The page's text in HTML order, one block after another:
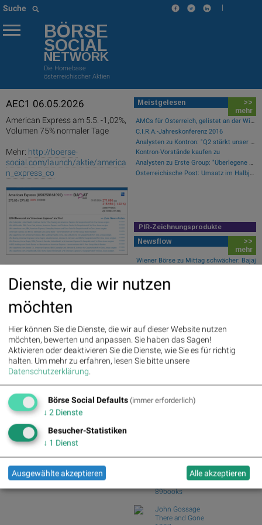
Suche |
BÖRSE
SOCIAL
NETWORK
Die Homebase
österreichischer Aktien
AEC1 06.05.2026
American Express am 5.5. -1,02%,
Volumen 75% normaler Tage
Mehr: http://boerse-
social.com/launch/aktie/america
n_express_co
Caterpillar, UnitedHealth,
Goldman Sachs, VISA, Boeing
und American Express für
Gesprächsstoff im Dow Jones
Palfinger : 1.32% » Details
voestalpine : 0.23%» Details
CA Immo : 0.21% » Details
Uniqa : 0.05%» Details
DO&CO : 0.00%» Details
Erste Group : -1.19% » Details
Bawag : -1.34%» Details
Strabag : -1.56%» Details
AT&S : -2.23%» Details
Österreichische Post : -4.48%»
Details
Meistgelesen
>>
mehr
AMCs für Österreich, gelistet an der Wiener Börse
C.I.R.A.-Jahreskonferenz 2016
Analysten zu Kontron: "Q2 stärkt unser Vertrauen in die verbesserte operative Qualität"
Kontron-Vorstände kaufen zu
Analysten zu Erste Group: "Überlegene Marktpositionierung nicht im Bewertungsniveau reflektiert"
Österreichische Post: Umsatz im Halbjahr gestiegen, Ergebnis rückläufig
PIR-Zeichnungsprodukte
Newsflow
>>
mehr
Wiener Börse zu Mittag schwächer: Bajaj
Fear of missing out bei wikifolio
ATX TR-Frühmover: Österreichische
Post, AT&S, Str...
DAX-Frühmover: DAIMLER TRUCK HLD...,
SAP, Scout24...
Fabrizio Strada
89books
John Gossage
There and Gone
Dienste, die wir nutzen
möchten
Hier können Sie die Dienste, die wir auf dieser Website nutzen
möchten, bewerten und anpassen. Sie haben das Sagen!
Aktivieren oder deaktivieren Sie die Dienste, wie Sie es für richtig
halten. Um mehr zu erfahren, lesen Sie bitte unsere
Datenschutzerklärung.
Börse Social Defaults (immer erforderlich)
↓ 2 Dienste
Besucher-Statistiken
↓ 1 Dienst
Ausgewählte akzeptieren Alle akzeptieren